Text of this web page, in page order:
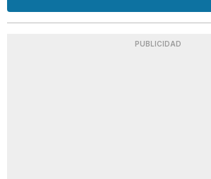
PUBLICIDAD